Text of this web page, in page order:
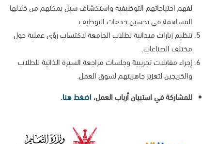
لفهم احتياجاتهم التوظيفية واستكشاف سبل يمكنهم من خلالها
المساهمة في تحسين خدمات التوظيف.
تنظيم زيارات ميدانية لطلاب الجامعة لاكتساب رؤى عملية حول
مختلف الصناعات.
إجراء مقابلات تجريبية وجلسات مراجعة السيرة الذاتية للطلاب
والخريجين لتعزيز جاهزيتهم لسوق العمل.
للمشاركة في استبيان أرباب العمل، اضغط هنا.